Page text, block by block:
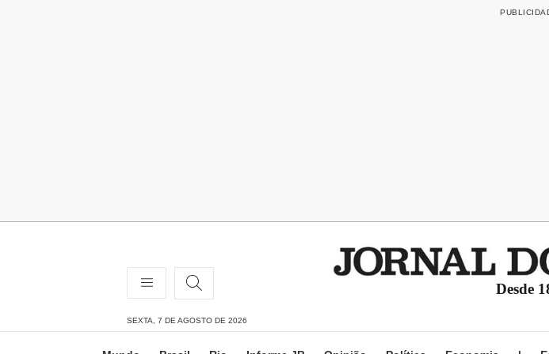
Desde
SEXTA, 7 DE AGOSTO DE 2026